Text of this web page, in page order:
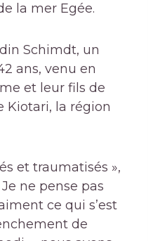
la mer Egée.
Schimdt, un
ans, venu en
et leur fils de
Kiotari, la région
et traumatisés »,
ne pense pas
ce qui s’est
de